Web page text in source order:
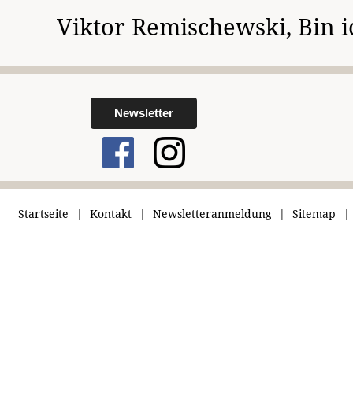
Viktor Remischewski, Bin
Newsletter
Startseite Kontakt Newsletteranmeldung Sitemap